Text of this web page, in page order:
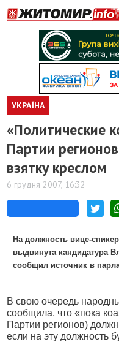
УКРАЇНА
«Политические
Партии
взятку креслом
6 грудня 2007, 16:32
На должность вице-
выдвинута кандидатура
сообщил источник в
В свою очередь
сообщила, что «пока
Партии регионов)
если на эту должность